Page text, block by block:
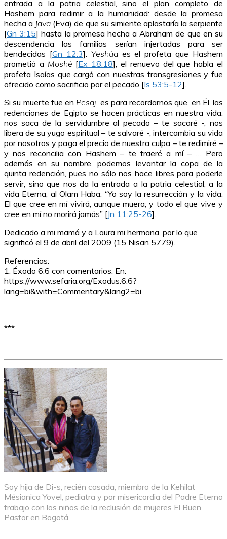
entrada a la patria celestial, sino el plan completo de
Hashem para redimir a la humanidad: desde la promesa
hecha a Java (Eva) de que su simiente aplastaría la serpiente
[Gn 3:15] hasta la promesa hecha a Abraham de que en su
descendencia las familias serían injertadas para ser
bendecidas [Gn 12:3]. Yeshúaes el profeta que Hashem
prometió a Moshé [Ex 18:18], el renuevo del que habla el
profeta Isaías que cargó con nuestras transgresiones y fue
ofrecido como sacrificio por el pecado [Is 53:5-12].
Si su muerte fue en Pesaj, es para recordarnos que, en Él, las
redenciones de Egipto se hacen prácticas en nuestra vida:
nos saca de la servidumbre al pecado – te sacaré -, nos
libera de su yugo espiritual – te salvaré -, intercambia su vida
por nosotros y paga el precio de nuestra culpa – te redimiré –
y nos reconcilia con Hashem – te traeré a mí – … Pero
además en su nombre, podemos levantar la copa de la
quinta redención, pues no sólo nos hace libres para poderle
servir, sino que nos da la entrada a la patria celestial, a la
vida Eterna, al Olam Haba: “Yo soy la resurrección y la vida.
El que cree en mí vivirá, aunque muera; y todo el que vive y
cree en mí no morirá jamás” [Jn 11:25-26].
Dedicado a mi mamá y a Laura mi hermana, por lo que
significó el 9 de abril del 2009 (15 Nisan 5779).
Referencias:
1. Éxodo 6:6 con comentarios. En:
https://www.sefaria.org/Exodus.6.6?
lang=bi&with=Commentary&lang2=bi
***
Soy hija de Di-s, recién casada, miembro de la Kehilat
Mésianica Yovel, pediatra y por misericordia del Padre Eterno
trabajo con los niños de la reclusión de mujeres El Buen
Pastor en Bogotá.